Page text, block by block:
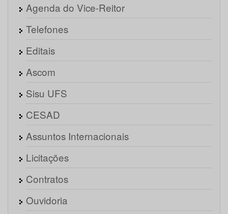
Agenda do Vice-Reitor
Telefones
Editais
Ascom
Sisu UFS
CESAD
Assuntos Internacionais
Licitações
Contratos
Ouvidoria